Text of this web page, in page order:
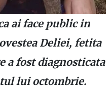
ai face public in
Deliei, fetita
a fost diagnosticata
lui octombrie.